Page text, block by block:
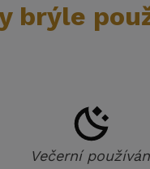
brýle
Večerní